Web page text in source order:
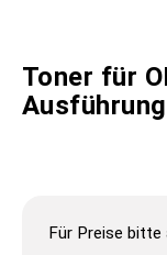
Toner für
Für Preise bitte